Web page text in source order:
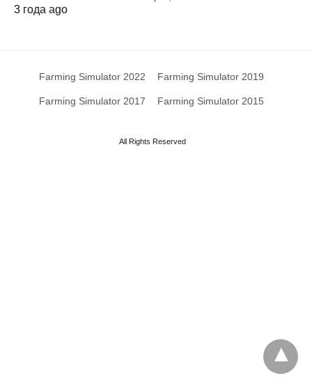
3 года ago
Farming Simulator 2022 Farming Simulator 2019
Farming Simulator 2017 Farming Simulator 2015
All Rights Reserved